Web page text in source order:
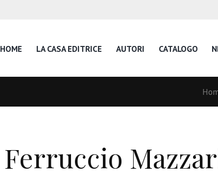
HOME LA CASA EDITRICE AUTORI CATALOGO
Ferruccio